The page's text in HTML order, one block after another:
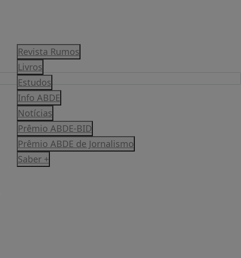
Revista Rumos
Livros
Estudos
Info ABDE
Notícias
Prêmio ABDE-BID
Prêmio ABDE de Jornalismo
Saber +